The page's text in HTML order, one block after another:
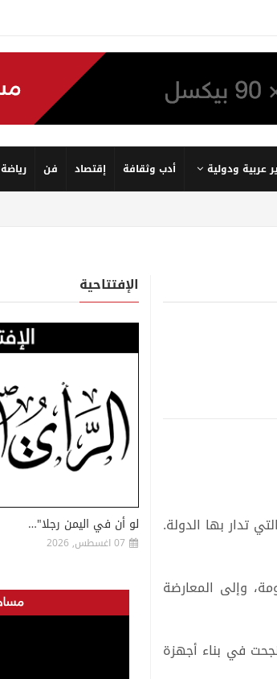
عربية ودولية أدب وثقافة إقتصاد فن رياضة
تدار بها الدولة.
وإلى المعارضة
في بناء أجهزة
الإفتتاحية
لو أن في اليمن رجلا"…
07 اغسطس, 2026